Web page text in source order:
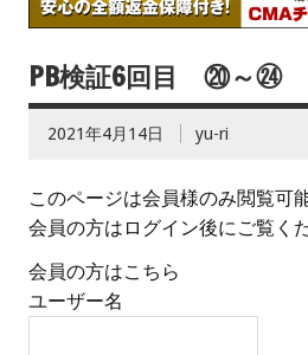
PB検証6回目 ⑳～㉔
2021年4月14日 yu-ri
このページは会員様のみ閲覧可
会員の方はログイン後にご覧く
会員の方はこちら
ユーザー名